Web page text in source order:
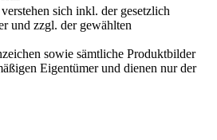
sich inkl. der gesetzlich
und zzgl. der gewählten
sowie sämtliche Produktbilder
Eigentümer und dienen nur der